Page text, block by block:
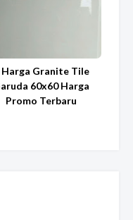
Harga Granite Tile
60x60 Harga
Promo Terbaru